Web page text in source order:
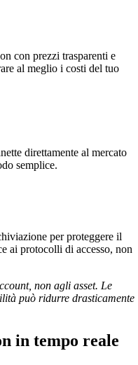
con prezzi trasparenti e
al meglio i costi del tuo
direttamente al mercato
semplice.
per proteggere il
ai protocolli di accesso, non
non agli asset. Le
può ridurre drasticamente
in tempo reale